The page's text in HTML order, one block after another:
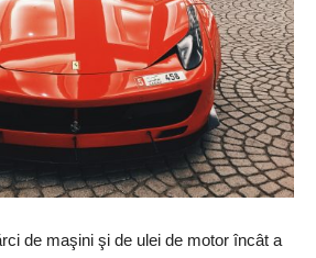
de maşini şi de ulei de motor încât a